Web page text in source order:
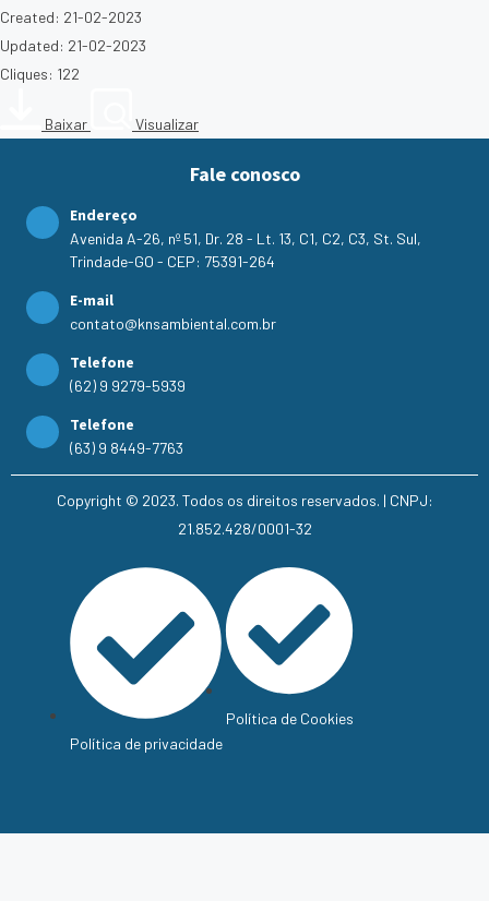
Created: 21-02-2023
Updated: 21-02-2023
Cliques: 122
Baixar Visualizar
Fale conosco
Endereço
Avenida A-26, nº 51, Dr. 28 - Lt. 13, C1, C2, C3, St. Sul,
Trindade-GO - CEP: 75391-264
E-mail
contato@knsambiental.com.br
Telefone
(62) 9 9279-5939
Telefone
(63) 9 8449-7763
Copyright © 2023. Todos os direitos reservados. | CNPJ:
21.852.428/0001-32
Política de privacidade
Política de Cookies